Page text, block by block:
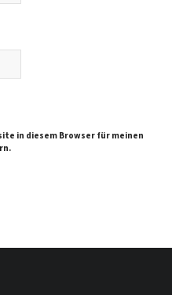
in diesem Browser für meinen